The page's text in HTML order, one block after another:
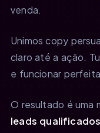
venda.
Unimos copy
claro até a ação.
e funcionar
O resultado é uma
leads